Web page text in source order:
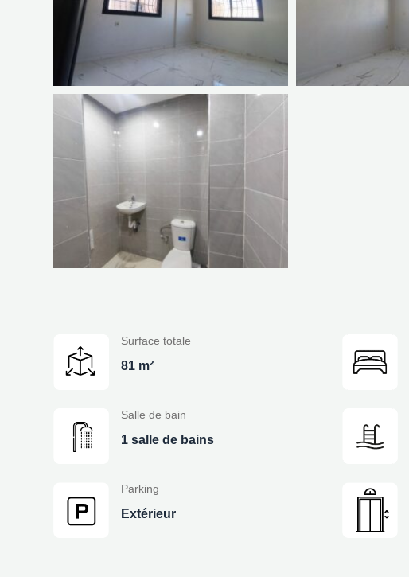
Surface totale
81 m²
Salle de bain
1 salle de bains
Parking
Extérieur